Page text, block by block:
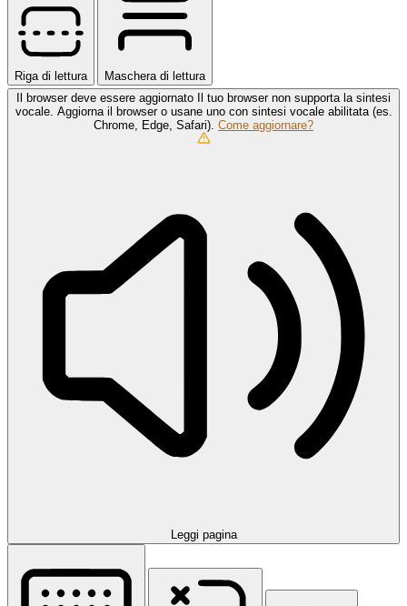
Riga di lettura
Maschera di lettura
Il browser deve essere aggiornato Il tuo browser non supporta la sintesi
vocale. Aggiorna il browser o usane uno con sintesi vocale abilitata (es.
Chrome, Edge, Safari). Come aggiornare?
Leggi pagina